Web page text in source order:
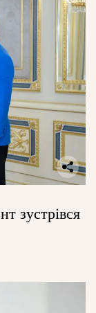
зустрівся